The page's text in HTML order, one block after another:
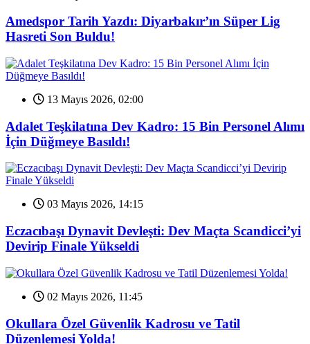
Amedspor Tarih Yazdı: Diyarbakır’ın Süper Lig
Hasreti Son Buldu!
13 Mayıs 2026, 02:00
Adalet Teşkilatına Dev Kadro: 15 Bin Personel Alımı
İçin Düğmeye Basıldı!
03 Mayıs 2026, 14:15
Eczacıbaşı Dynavit Devleşti: Dev Maçta Scandicci’yi
Devirip Finale Yükseldi
02 Mayıs 2026, 11:45
Okullara Özel Güvenlik Kadrosu ve Tatil
Düzenlemesi Yolda!